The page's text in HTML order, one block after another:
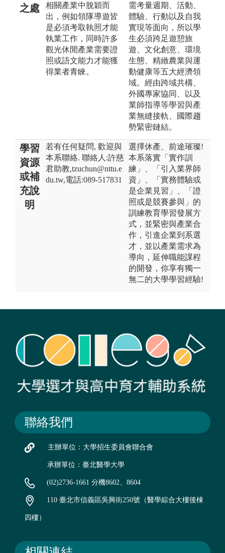
之處
相關產業中脫穎而
出，例如領隊導遊皆
是必須考取執照才能
執業工作，同時許多
觀光休閒產業需要證
照或語文能力才能獲
得業者青睞。
需考量週期、活動、
體驗、行動以及自我
實現等面向，所以學
生必須跨足遊憩旅
遊、文化創意、環境
生態、精緻農業與運
動健康等五大經濟領
域。經由跨域共構、
外國專家協同、以及
業師指導等學習與產
業無縫接軌、國際趨
勢緊密鏈結。
學習
資源
或補
充說
明
若有任何疑問, 歡迎與
本系聯絡. 聯絡人:許慈
君助教,tzuchun@nttu.e
du.tw,電話:089-517831
選擇休產、前途璀璨!
本系落實「實作訓
練」、「引入業界師
資」、「實務體驗或
是企業見習」、「證
照或是競賽參與」的
訓練教育學習發展方
式，並緊密與產業合
作，引進企業到系選
才，並以產業需求為
導向，延伸職能課程
的開發，你享有獨一
無二的大學學習經驗!
聯絡我們
主辦單位：大學招生委員會聯合會
承辦單位：臺北醫學大學
(02)2736-1661 分機8602、8604
110 臺北市信義區吳興街250號（醫學綜合大樓後棟
四樓）